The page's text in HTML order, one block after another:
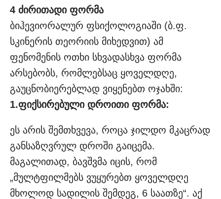
4 ძირითადი ფორმა
ბიჰევიორალურ ფსიქოლოგიაში (ბ.ფ.
სკინერის თეორიის მიხედვით) ამ
ფენომენის ოთხი სხვადასხვა ფორმა
არსებობს, რომლებსაც ყოველდღე,
გაუცნობიერებლად ვიყენებთ ოჯახში:
1.ფიქსირებული დროითი ფორმა:
ეს არის შემთხვევა, როცა ჯილდო მკაცრად
განსაზღვრულ დროში გაიცემა.
მაგალითად, ბავშვმა იცის, რომ
„მულტფილმებს ვუყურებთ ყოველდღე
მხოლოდ სადილის შემდეგ, 6 საათზე“. აქ